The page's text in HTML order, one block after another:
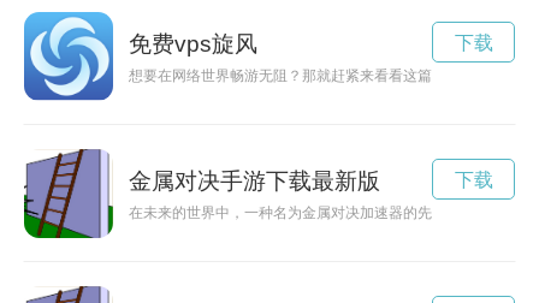
免费vps旋风
想要在网络世界畅游无阻？那就赶紧来看看这篇关于好用梯子
下载
金属对决手游下载最新版
在未来的世界中，一种名为金属对决加速器的先进科技正在逐
下载